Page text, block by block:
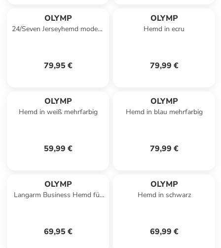
OLYMP
24/Seven Jerseyhemd modern
79,95 €
OLYMP
Hemd in ecru
79,99 €
OLYMP
Hemd in weiß mehrfarbig
59,99 €
OLYMP
Hemd in blau mehrfarbig
79,99 €
OLYMP
Langarm Business Hemd für
69,95 €
OLYMP
Hemd in schwarz
69,99 €